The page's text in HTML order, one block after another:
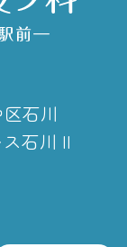
石川
石川 II